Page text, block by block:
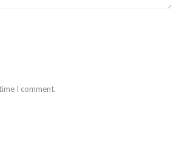
I comment.